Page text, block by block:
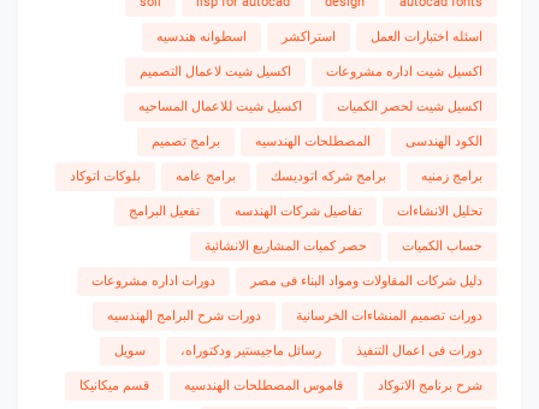
اسئله اختبارات العمل استراكشر اسطوانه هندسيه
اكسيل شيت اداره مشروعات اكسيل شيت لاعمال التصميم
اكسيل شيت لحصر الكميات اكسيل شيت للاعمال المساحيه
الكود الهندسى المصطلحات الهندسيه برامج تصميم
برامج زمنيه برامج شركه اتوديسك برامج عامه بلوكات اتوكاد
تحليل الانشاءات تفاصيل شركات الهندسه تفعيل البرامج
حساب الكميات حصر كميات المشاريع الانشائية
دليل شركات المقاولات ومواد البناء فى مصر دورات اداره مشروعات
دورات تصميم المنشاءات الخرسانية دورات شرح البرامج الهندسيه
دورات فى اعمال التنفيذ رسائل ماجيستير ودكتوراه، سويل
شرح برنامج الاتوكاد قاموس المصطلحات الهندسيه قسم ميكانيكا